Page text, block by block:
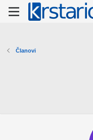
Članovi